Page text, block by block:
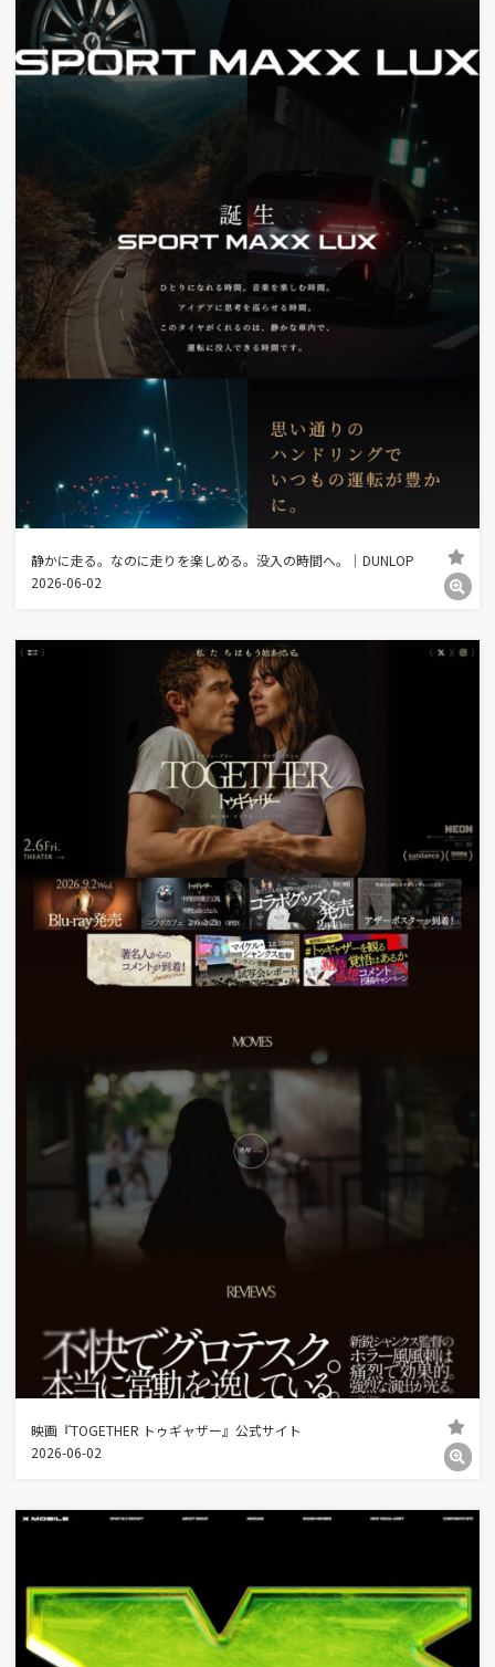
静かに走る。なのに走りを楽しめる。没入の時間へ。｜DUNLOP
2026-06-02
映画『TOGETHER トゥギャザー』公式サイト
2026-06-02